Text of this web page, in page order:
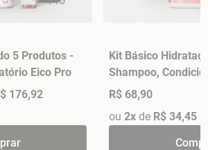
5 Produtos -
Eico Pro
176,92
Kit Básico
Shampoo,
Máscara 270gr -
R$ 68,90
ou2x de R$ 34,45